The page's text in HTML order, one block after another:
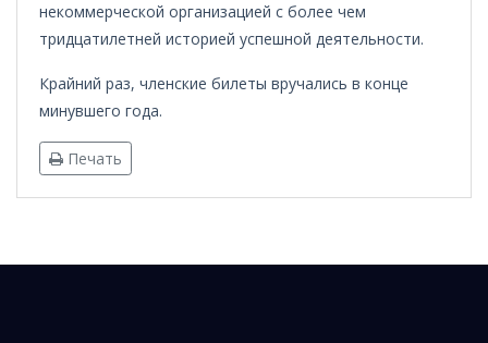
некоммерческой организацией с более чем
тридцатилетней историей успешной деятельности.
Крайний раз, членские билеты вручались в конце
минувшего года.
Печать